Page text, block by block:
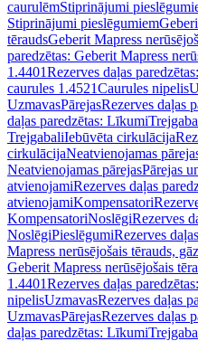
caurulēmStiprinājumi
Stiprinājumi pieslēgumiem
tēraudsGeberit Mapress
paredzētas: Geberit Mapress
1.4401Rezerves daļas
caurules 1.4521Caurules nipelis
UzmavasPārejasRezerves daļas
daļas paredzētas: Līkumi
TrejgabaliIebūvēta cirkulācija
cirkulācijaNeatvienojamas
Neatvienojamas pārejasPārejas
atvienojamiRezerves daļas
atvienojamiKompensatori
KompensatoriNoslēgiRezerves
NoslēgiPieslēgumiRezerves
Mapress nerūsējošais tērauds,
Geberit Mapress nerūsējošais
1.4401Rezerves daļas
nipelisUzmavasRezerves daļas
UzmavasPārejasRezerves daļas
daļas paredzētas: Līkumi